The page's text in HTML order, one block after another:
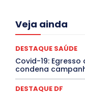
Veja ainda
Acre
Congressuanas &
DESTAQUE
DESTAQUE SAÚDE
Covid-19:
condena
DESTAQUE DF